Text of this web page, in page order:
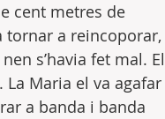
cent metres de
tornar a reincoporar,
s’havia fet mal. El
Maria el va agafar
a banda i banda